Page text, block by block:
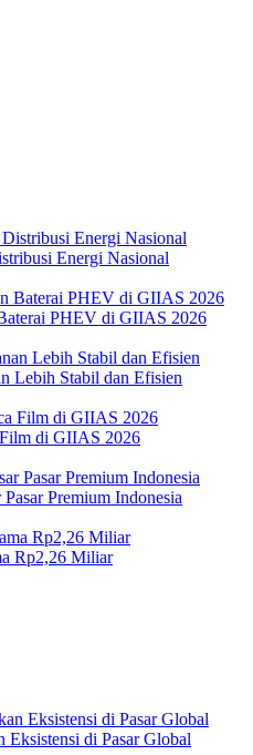
Energi Nasional
PHEV di GIIAS 2026
Lebih Stabil dan Efisien
di GIIAS 2026
Premium Indonesia
Rp2,26 Miliar
di Pasar Global